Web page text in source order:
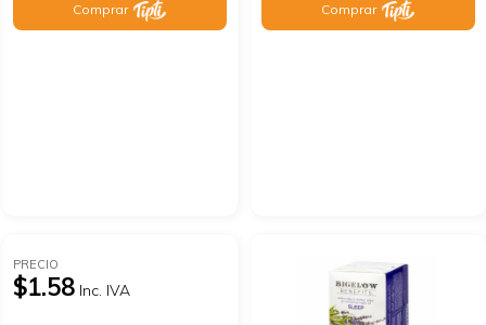
Comprar Comprar
PRECIO
$1.58 Inc. IVA